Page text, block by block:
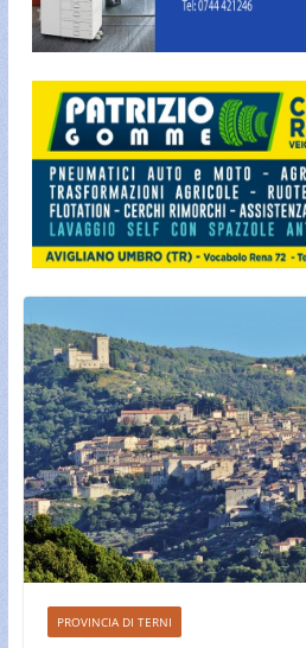
PROVINCIA DI TERNI